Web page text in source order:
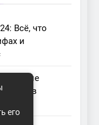
Всё, что
и
Основные
в
его